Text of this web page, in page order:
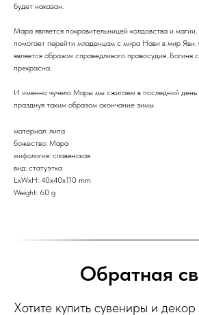
будет наказан.
Мара является покровительницей колдовства и
помогает перейти младенцам с мира Нави в мир
является образом справедливого правосудия. Богиня
прекрасна.
И именно чучело Мары мы сжигаем в последний
празднуя таким образом окончание зимы.
материал: липа
божество: Мара
мифология: славянская
вид: статуэтка
LxWxH: 40x40x110 mm
Weight: 60 g
Обратная
Хотите купить сувениры и